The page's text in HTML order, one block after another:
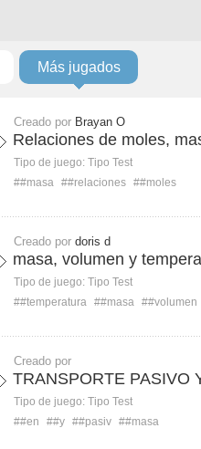
Más jugados
Creado por Brayan O
Relaciones de moles,
Tipo de juego: Tipo Test
##masa ##relaciones ##moles
Creado por doris d
masa, volumen y
Tipo de juego: Tipo Test
##temperatura ##masa ##volumen
Creado por
TRANSPORTE PASIVO
Tipo de juego: Tipo Test
##en
##y ##pasiv ##masa